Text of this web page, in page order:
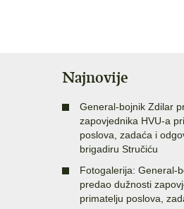
Najnovije
General-bojnik Zdilar
zapovjednika HVU-a
poslova, zadaća i
brigadiru Stručiću
Fotogalerija: General-
predao dužnosti
primatelju poslova,